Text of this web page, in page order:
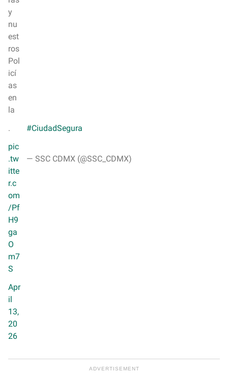
y
nu
est
ros
Pol
icí
as
en
la
.
#CiudadSegura
pic
.tw
itte
r.c
om
/Pf
H9
ga
O
m7
S
— SSC CDMX (@SSC_CDMX)
Apr
il
13,
20
26